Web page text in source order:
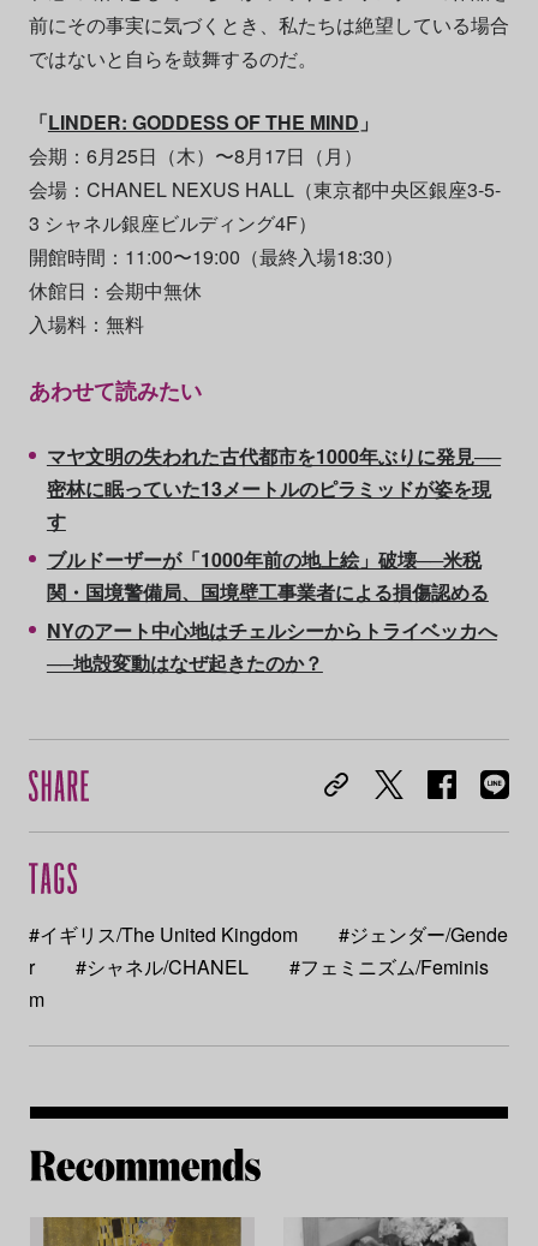
前にその事実に気づくとき、私たちは絶望している場合
ではないと自らを鼓舞するのだ。
「LINDER: GODDESS OF THE MIND 」
会期：6月25日（木）〜8月17日（月）
会場：CHANEL NEXUS HALL（東京都中央区銀座3-5-
3 シャネル銀座ビルディング4F）
開館時間：11:00〜19:00（最終入場18:30）
休館日：会期中無休
入場料：無料
あわせて読みたい
マヤ文明の失われた古代都市を1000年ぶりに発見──
密林に眠っていた13メートルのピラミッドが姿を現
す
ブルドーザーが「1000年前の地上絵」破壊──米税
関・国境警備局、国境壁工事業者による損傷認める
NYのアート中心地はチェルシーからトライベッカへ
──地殻変動はなぜ起きたのか？
#イギリス/The United Kingdom
#ジェンダー/Gende
r
#シャネル/CHANEL
#フェミニズム/Feminis
m